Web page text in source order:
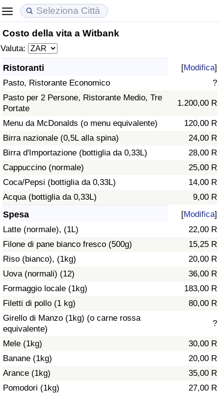
Costo della vita a Witbank
Valuta:
Ristoranti [Modifica]
Pasto, Ristorante Economico
?
Pasto per 2 Persone, Ristorante Medio, Tre
Portate
1.200,00 R
Menu da McDonalds (o menu equivalente)
120,00 R
Birra nazionale (0,5L alla spina)
24,00 R
Birra d'Importazione (bottiglia da 0,33L)
28,00 R
Cappuccino (normale)
25,00 R
Coca/Pepsi (bottiglia da 0,33L)
14,00 R
Acqua (bottiglia da 0,33L)
9,00 R
Spesa [Modifica]
Latte (normale), (1L)
22,00 R
Filone di pane bianco fresco (500g)
15,25 R
Riso (bianco), (1kg)
20,00 R
Uova (normali) (12)
36,00 R
Formaggio locale (1kg)
183,00 R
Filetti di pollo (1 kg)
80,00 R
Girello di Manzo (1kg) (o carne rossa
equivalente)
?
Mele (1kg)
30,00 R
Banane (1kg)
20,00 R
Arance (1kg)
35,00 R
Pomodori (1kg)
27,00 R
Costo della vita
Indice Del Costo Della Vita (corrente)
Indice Del Costo Della Vita
Indice del Costo della Vita per Nazione
ad Aqaba
Prezzi degli immobili
Indice del Prezzo delle Case (Corrente)
Indice del Prezzo delle Case
Indice del Prezzo delle Case per Nazione
Qualità della Vita
Indice della Qualità della Vita
Indice della Qualità della Vita (Corrente)
Indice della qualità della vita per Paese
Criminalità
Indice del Tasso di Criminalità (Corrente)
Indice della Criminalità
Indice di criminalità per paese
Indice dell’Assistenza Sanitaria (Corrente)
Indice dell’Assistenza Sanitaria
Indice dell’Assistenza Sanitaria per
Nazione
Inquinamento
Indice dell’Inquinamento (Corrente)